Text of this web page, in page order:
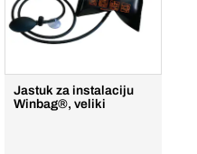
Jastuk za instalaciju
Winbag®, veliki